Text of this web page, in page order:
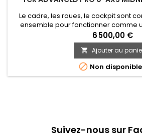
Le cadre, les roues, le cockpit sont
ensemble pour fonctionner comme
nouvelle technologie de tube de
associée à un cintre Contact SL ou
une potence Contact SL AeroLight
direction spécifiques pour une
câblerie et...
6 500,00 €
 Ajouter au
 Non disponible
Suivez-nous sur